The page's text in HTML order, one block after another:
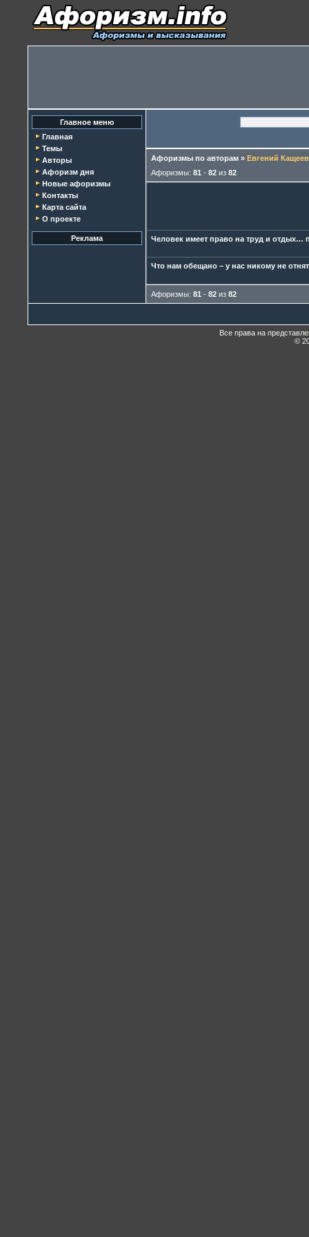
Главное меню
Главная
Темы
Авторы
Афоризм дня
Новые афоризмы
Контакты
Карта сайта
О проекте
Реклама
Афоризмы по авторам » Евгений Кащеев
Афоризмы: 81 - 82 из 82
Человек имеет право на труд и отдых…
Что нам обещано – у нас никому не
Афоризмы: 81 - 82 из 82
Все права на
©